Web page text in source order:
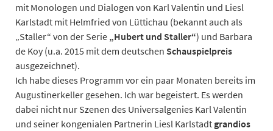
mit Monologen und Dialogen von Karl Valentin und Liesl
Karlstadt mit Helmfried von Lüttichau (bekannt auch als
„Staller“ von der Serie „Hubert und Staller“) und Barbara
de Koy (u.a. 2015 mit dem deutschen Schauspielpreis
ausgezeichnet).
Ich habe dieses Programm vor ein paar Monaten bereits im
Augustinerkeller gesehen. Ich war begeistert. Es werden
dabei nicht nur Szenen des Universalgenies Karl Valentin
und seiner kongenialen Partnerin Liesl Karlstadt grandios